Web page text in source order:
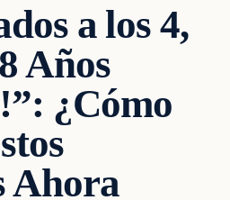
a los 4,
Años
¿Cómo
Ahora